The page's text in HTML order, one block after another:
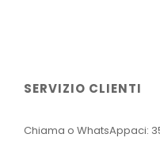
SERVIZIO CLIENTI
Chiama o WhatsAppaci: